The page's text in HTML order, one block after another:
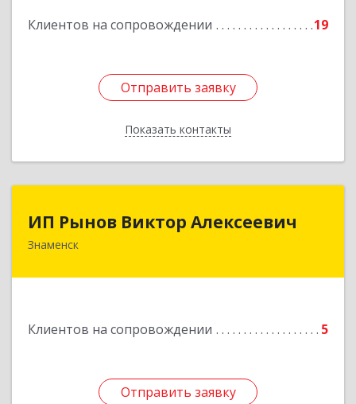
Клиентов на сопровождении 19
Отправить заявку
Показать контакты
Отправить заявку
Назад
ИП Рынов Виктор Алексеевич
Знаменск
Клиентов на сопровождении 5
Отправить заявку
Отправить заявку